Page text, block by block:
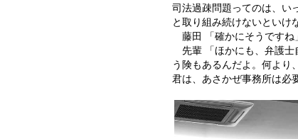
司法過疎問題ってのは、い
と取り組み続けないといけ
藤田 「確かにそうですね
先輩 「ほかにも、弁護
う険もあるんだよ。何より
君は、あさかぜ事務所は必